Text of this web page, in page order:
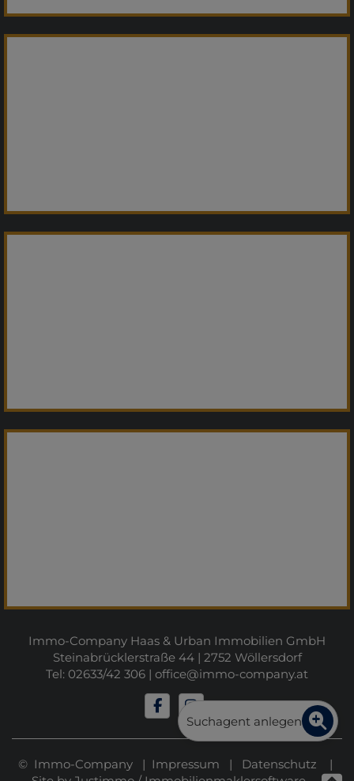
Immo-Company Haas & Urban Immobilien GmbH
Steinabrücklerstraße 44 | 2752 Wöllersdorf
Tel: 02633/42 306 | office@immo-company.at
© Immo-Company | Impressum | Datenschutz |
Suchagent anlegen